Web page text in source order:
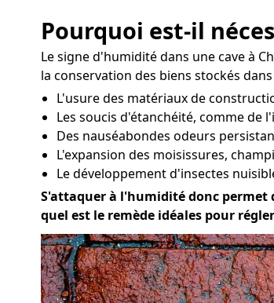
Pourquoi est-il
Le signe d'humidité dans une cave à
la conservation des biens stockés
L'usure des matériaux de
Les soucis d'étanchéité, comme de
Des nauséabondes odeurs
L'expansion des moisissures,
Le développement d'insectes
S'attaquer à l'humidité donc
quel est le remède idéales pour